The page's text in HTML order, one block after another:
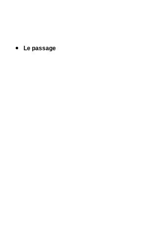
Le passage